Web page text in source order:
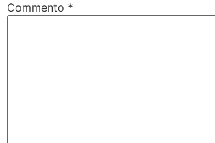
Commento *